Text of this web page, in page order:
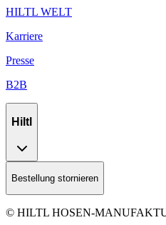
HILTL WELT
Karriere
Presse
B2B
Hiltl
Bestellung stornieren
© HILTL HOSEN-